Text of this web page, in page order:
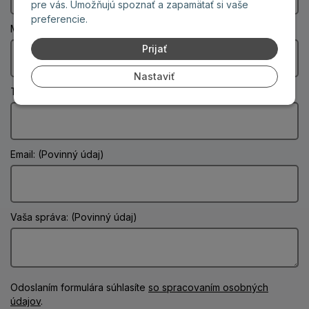
pre vás. Umožňujú spoznať a zapamätať si vaše
preferencie.
Prijať
Nastaviť
Mesto: (Povinný údaj)
Telefón:
Email: (Povinný údaj)
Vaša správa: (Povinný údaj)
Odoslaním formulára súhlasíte so spracovaním osobných
údajov.